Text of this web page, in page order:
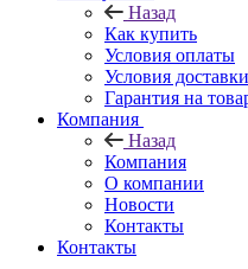
Назад
Как купить
Условия оплаты
Условия доставки
Гарантия на
Компания
Назад
Компания
О компании
Новости
Контакты
Контакты